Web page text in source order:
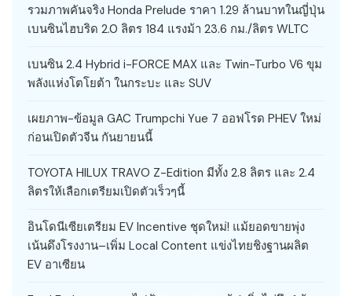
รวมภาพคันจริง Honda Prelude ราคา 1.29 ล้านบาทในญี่ปุ่น
เบนซินไฮบริด 2.0 ลิตร 184 แรงม้า 23.6 กม./ลิตร WLTC
เบนซิน 2.4 Hybrid i-FORCE MAX และ Twin-Turbo V6 ขุม
พลังแห่งโตโยต้า ในกระบะ และ SUV
เผยภาพ-ข้อมูล GAC Trumpchi Yue 7 ออฟโรด PHEV ใหม่
ก่อนเปิดตัวจีน กันยายนนี้
TOYOTA HILUX TRAVO Z-Edition มีทั้ง 2.8 ลิตร และ 2.4
ลิตรให้เลือกเตรียมเปิดตัวเร็วๆนี้
อินโดนีเซียเตรียม EV Incentive ชุดใหม่! แม้ยอดขายพุ่ง
เน้นดึงโรงงาน–เพิ่ม Local Content แข่งไทยชิงฐานผลิต
EV อาเซียน